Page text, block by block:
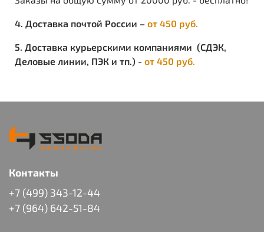
4. Доставка почтой России – от 450 руб.
5. Доставка курьерскими компаниями (СДЭК,
Деловые линии, ПЭК и тп.) - от 450 руб.
Контакты
+7 (499) 343-12-44
+7 (964) 642-51-84